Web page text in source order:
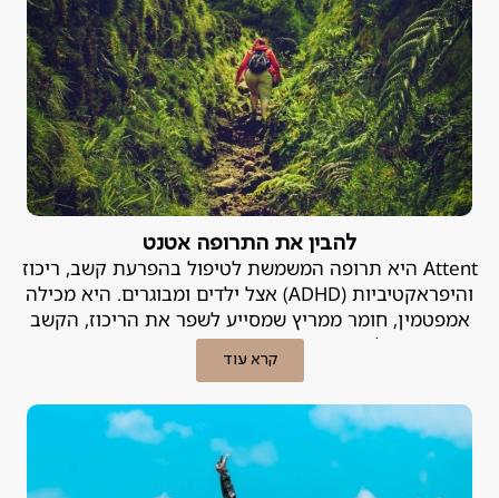
להבין את התרופה אטנט
Attent היא תרופה המשמשת לטיפול בהפרעת קשב, ריכוז
והיפראקטיביות (ADHD) אצל ילדים ומבוגרים. היא מכילה
אמפטמין, חומר ממריץ שמסייע לשפר את הריכוז, הקשב
והשליטה בדחפים. פסיכיאטר פרטי מסביר.
קרא עוד